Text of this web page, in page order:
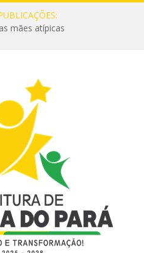
mães atípicas